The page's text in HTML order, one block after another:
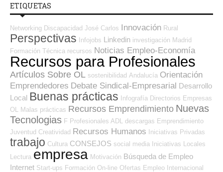
ETIQUETAS
Networking Discapacidad José Carlos Innovación Rural
Perspectivas Infojobs Linkedin investigación Madrid
Formación Técnica recursos Noticias Empleo-Economía
Recursos para Profesionales
Artículos Sobre OL sostenibilidad Andalucía Orientación
Emprendedores Debate Sindical-Empresarial Desarrollo
Local Buenas prácticas Infografía Directorios Empresas
OL
Malas prácticas Recursos Emprendimiento Nuevas
Tecnologias F Profesionales ADL descargas Emprendimiento
Juventud Creatividad Recursos Humanos Iniciativas Privadas
trabajo Cultura CONSEJOS social media Iniciativas Locales
Lectura empresa Motivación Búsqueda de Empleo
Internet Start-ups Formación On-line Ofertas Empleo Internacional